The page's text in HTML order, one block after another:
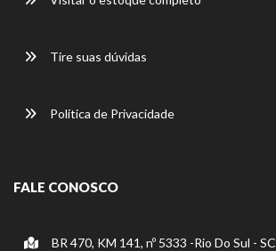
Tire suas dúvidas
Política de Privacidade
FALE CONOSCO
BR 470, KM 141, nº 5333 -Rio Do Sul - SC